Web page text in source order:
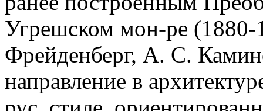
Угрешском мон-ре
Фрейденберг, А. С.
направление в